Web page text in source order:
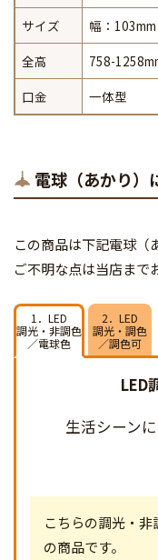
サイズ
幅：
全高
758-
口金
一体型
電球（あかり）
この商品は下記電球（
ご不明な点は当店まで
1．LED
調光・非調色
／電球色
2．LED
調光・調色
／調色可
LED
生活シーン
こちらの調光・非
の商品です。